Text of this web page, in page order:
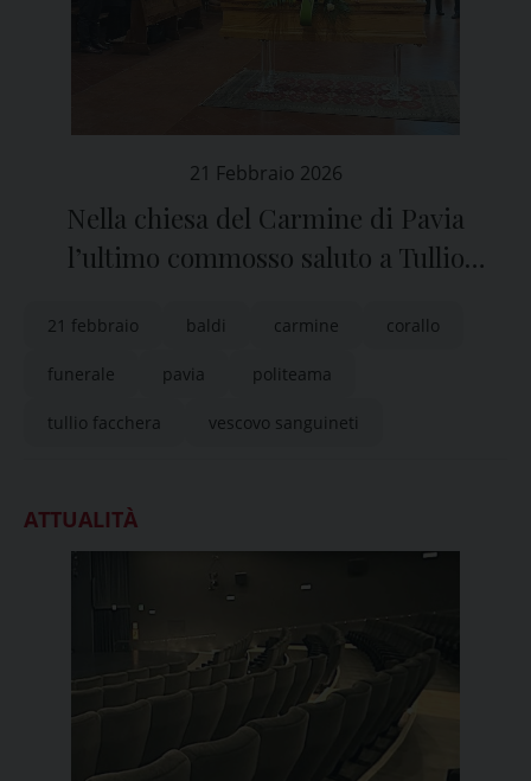
21 Febbraio 2026
Nella chiesa del Carmine di Pavia
l’ultimo commosso saluto a Tullio
21 febbraio baldi carmine corallo
funerale pavia politeama
tullio facchera vescovo sanguineti
ATTUALITÀ